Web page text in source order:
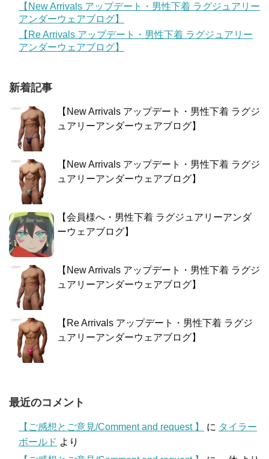
【New Arrivals アップデート・男性下着 ラグジュアリー
アンダーウェアブログ】
【Re Arrivals アップデート・男性下着 ラグジュアリー
アンダーウェアブログ】
新着記事
【New Arrivals アップデート・男性下着 ラグジ
ュアリーアンダーウェアブログ】
【New Arrivals アップデート・男性下着 ラグジ
ュアリーアンダーウェアブログ】
【会員様へ・男性下着 ラグジュアリーアンダ
ーウェアブログ】
【New Arrivals アップデート・男性下着 ラグジ
ュアリーアンダーウェアブログ】
【Re Arrivals アップデート・男性下着 ラグジ
ュアリーアンダーウェアブログ】
最近のコメント
【ご感想とご意見/Comment and request 】 に タイラー
ボールド より